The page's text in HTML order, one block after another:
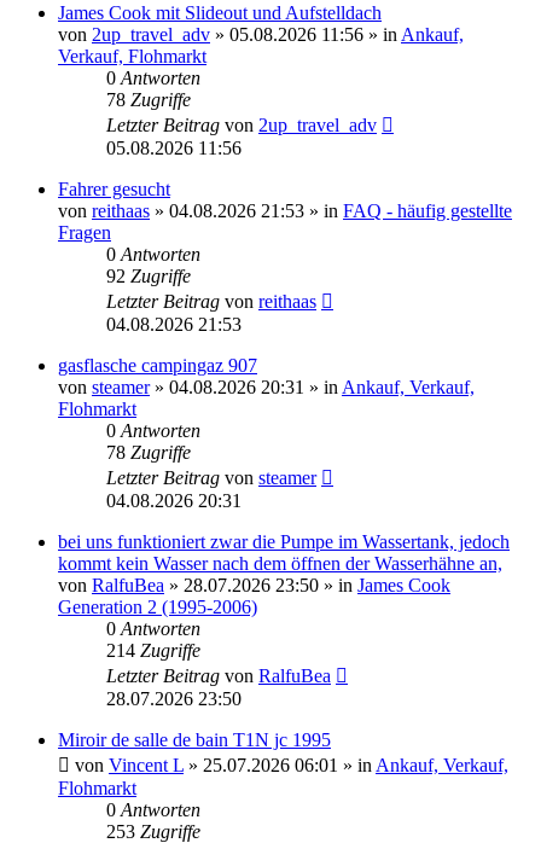
James Cook mit Slideout und Aufstelldach
von 2up_travel_adv » 05.08.2026 11:56 » in Ankauf,
Verkauf, Flohmarkt
0 Antworten
78 Zugriffe
Letzter Beitrag von 2up_travel_adv
05.08.2026 11:56
Fahrer gesucht
von reithaas » 04.08.2026 21:53 » in FAQ - häufig gestellte
Fragen
0 Antworten
92 Zugriffe
Letzter Beitrag von reithaas
04.08.2026 21:53
gasflasche campingaz 907
von steamer» 04.08.2026 20:31 » in Ankauf, Verkauf,
Flohmarkt
0 Antworten
78 Zugriffe
Letzter Beitrag von steamer
04.08.2026 20:31
bei uns funktioniert zwar die Pumpe im Wassertank, jedoch
kommt kein Wasser nach dem öffnen der Wasserhähne an,
von RalfuBea » 28.07.2026 23:50 » in James Cook
Generation 2 (1995-2006)
0 Antworten
214 Zugriffe
Letzter Beitrag von RalfuBea
28.07.2026 23:50
Miroir de salle de bain T1N jc 1995
von Vincent L » 25.07.2026 06:01 » in Ankauf, Verkauf,
Flohmarkt
0 Antworten
253 Zugriffe